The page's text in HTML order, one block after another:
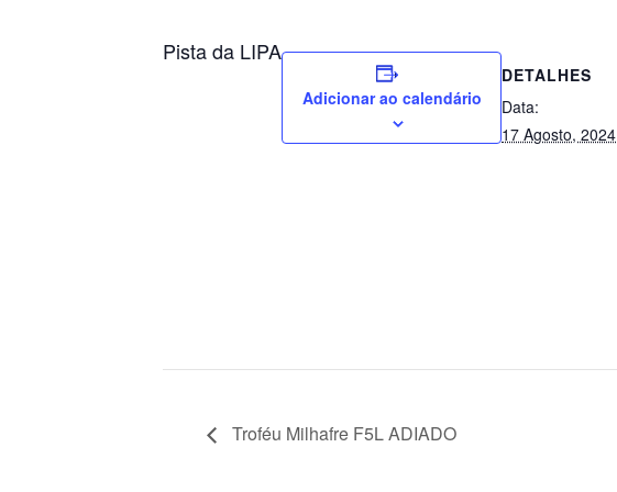
Pista da LIPA
Adicionar ao calendário
DETALHES
Data:
17 Agosto, 2024
Troféu Milhafre F5L ADIADO